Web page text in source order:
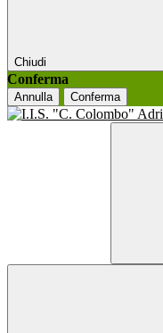
Chiudi
Conferma
Annulla Conferma